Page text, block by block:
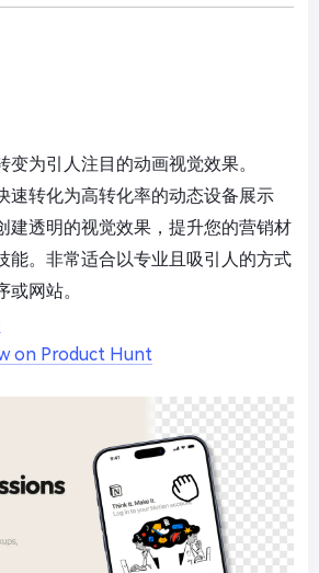
变为引人注目的动画视觉效果。
速转化为高转化率的动态设备展示
建透明的视觉效果，提升您的营销材
能。非常适合以专业且吸引人的方式
网站。
on Product Hunt